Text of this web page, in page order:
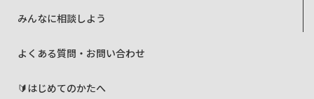
みんなに相談しよう
よくある質問・お問い合わせ
🔰はじめてのかたへ